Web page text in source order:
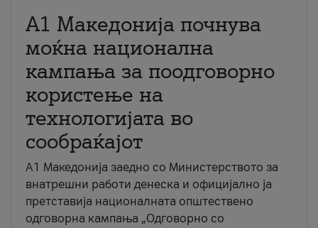
A1 Македонија почнува
моќна национална
кампања за поодговорно
користење на
технологијата во
сообраќајот
A1 Македонија заедно со Министерството за
внатрешни работи денеска и официјално ја
претставија националната општествено
одговорна кампања „Одговорно со